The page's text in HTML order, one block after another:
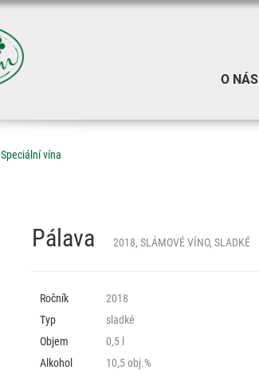
O NÁS
Speciální vína
Pálava 2018, SLÁMOVÉ VÍNO, SLADKÉ
Ročník
2018
Typ
sladké
Objem
0,5 l
Alkohol
10,5 obj.%